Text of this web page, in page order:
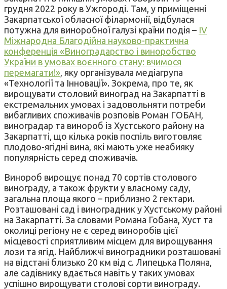
грудня 2022 року в Ужгороді. Там, у приміщенні
Закарпатської обласної філармонії, відбулася
потужна для виноробної галузі країни подія – IV
Міжнародна Благодійна науково-практична
конференція «Виноградарство і виноробство
України в умовах воєнного стану: вчимося
перемагати!» , яку організувала медіагрупа
«Технології та Інновації». Зокрема, про те, як
вирощувати столовий виноград на Закарпатті в
екстремальних умовах і задовольняти потреби
вибагливих споживачів розповів Роман ГОБАН,
виноградар та винороб із Хустського району на
Закарпатті, що кілька років поспіль виготовляє
плодово-ягідні вина, які мають уже неабияку
популярність серед споживачів.
Винороб вирощує понад 70 сортів столового
винограду, а також фрукти у власному саду,
загальна площа якого – приблизно 2 гектари.
Розташовані сад і виноградник у Хустському районі
на Закарпатті. За словами Романа Гобана, Хуст та
околиці регіону не є серед виноробів цієї
місцевості сприятливим місцем для вирощування
лози та ягід. Найближчі виноградники розташовані
на відстані близько 20 км від с. Липецька Поляна,
але садівнику вдається навіть у таких умовах
успішно вирощувати столові сорти винограду.